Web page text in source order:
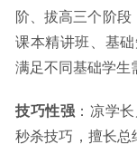
阶、拔高三个阶
课本精讲班、基
满足不同基础学生
技巧性强 ：凉学
秒杀技巧，擅长总